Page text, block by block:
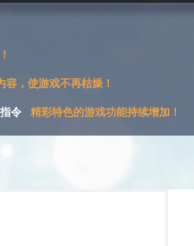
容，使游戏不再枯燥！
令 精彩特色的游戏功能持续增加！